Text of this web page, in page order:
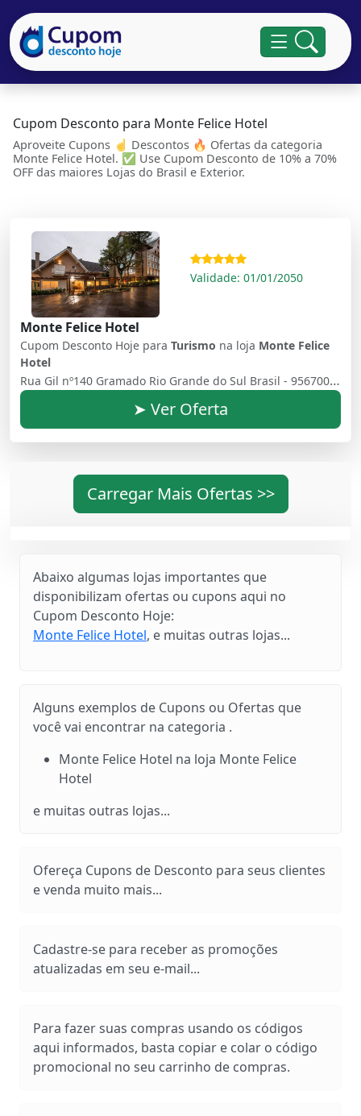
Cupom Desconto para Monte Felice Hotel
Aproveite Cupons ☝ Descontos 🔥 Ofertas da categoria
Monte Felice Hotel. ✅ Use Cupom Desconto de 10% a 70%
OFF das maiores Lojas do Brasil e Exterior.
Validade: 01/01/2050
Monte Felice Hotel
Cupom Desconto Hoje para Turismo na loja Monte Felice
Hotel
Rua Gil nº140 Gramado Rio Grande do Sul Brasil - 95670000
➤ Ver Oferta
Carregar Mais Ofertas >>
Abaixo algumas lojas importantes que
disponibilizam ofertas ou cupons aqui no
Cupom Desconto Hoje:
Monte Felice Hotel, e muitas outras lojas...
Alguns exemplos de Cupons ou Ofertas que
você vai encontrar na categoria .
Monte Felice Hotel na loja Monte Felice
Hotel
e muitas outras lojas...
Ofereça Cupons de Desconto para seus clientes
e venda muito mais...
Cadastre-se para receber as promoções
atualizadas em seu e-mail...
Para fazer suas compras usando os códigos
aqui informados, basta copiar e colar o código
promocional no seu carrinho de compras.